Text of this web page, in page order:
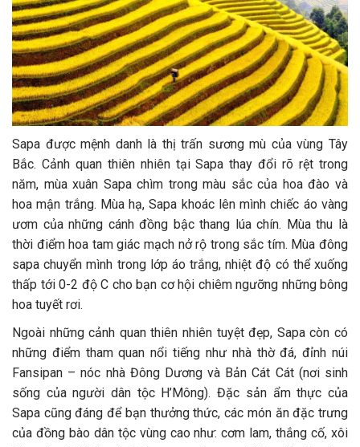
Sapa được mệnh danh là thị trấn sương mù của vùng Tây
Bắc. Cảnh quan thiên nhiên tại Sapa thay đổi rõ rệt trong
năm, mùa xuân Sapa chìm trong màu sắc của hoa đào và
hoa mận trắng. Mùa hạ, Sapa khoác lên mình chiếc áo vàng
ươm của những cánh đồng bậc thang lúa chín. Mùa thu là
thời điểm hoa tam giác mạch nở rộ trong sắc tím. Mùa đông
sapa chuyển mình trong lớp áo trắng, nhiệt độ có thể xuống
thấp tới 0-2 độ C cho bạn cơ hội chiêm ngưỡng những bông
hoa tuyết rơi.
Ngoài những cảnh quan thiên nhiên tuyệt đẹp, Sapa còn có
những điểm tham quan nổi tiếng như nhà thờ đá, đỉnh núi
Fansipan – nóc nhà Đông Dương và Bản Cát Cát (nơi sinh
sống của người dân tộc H’Mông). Đặc sản ẩm thực của
Sapa cũng đáng để bạn thưởng thức, các món ăn đặc trưng
của đồng bào dân tộc vùng cao như: cơm lam, thắng cố, xôi